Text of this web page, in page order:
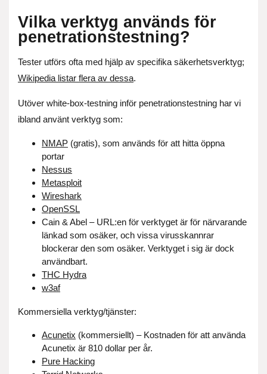
Vilka verktyg används för
penetrationstestning?
Tester utförs ofta med hjälp av specifika säkerhetsverktyg;
Wikipedia listar flera av dessa.
Utöver white-box-testning inför penetrationstestning har vi
ibland använt verktyg som:
NMAP (gratis), som används för att hitta öppna
portar
Nessus
Metasploit
Wireshark
OpenSSL
Cain & Abel – URL:en för verktyget är för närvarande
länkad som osäker, och vissa virusskannrar
blockerar den som osäker. Verktyget i sig är dock
användbart.
THC Hydra
w3af
Kommersiella verktyg/tjänster:
Acunetix (kommersiellt) – Kostnaden för att använda
Acunetix är 810 dollar per år.
Pure Hacking